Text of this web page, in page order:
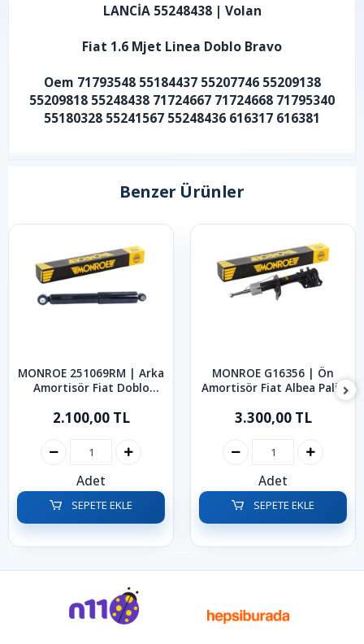
LANCİA 55248438 | Volan
Fiat 1.6 Mjet Linea Doblo Bravo
Oem 71793548 55184437 55207746 55209138
55209818 55248438 71724667 71724668 71795340
55180328 55241567 55248436 616317 616381
Benzer Ürünler
MONROE 251069RM | Arka
Amortisör Fiat Doblo
2.100,00 TL
Adet
SEPETE EKLE
MONROE G16356 | Ön
Amortisör Fiat Albea Palio
3.300,00 TL
Adet
SEPETE EKLE